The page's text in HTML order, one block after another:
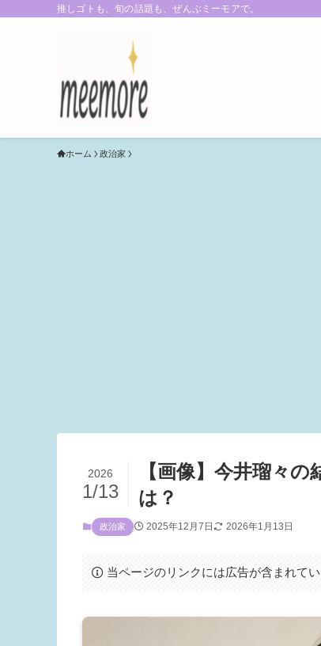
推しゴトも、旬の話題も、ぜんぶミーモアで。
ホーム 政治家
【画像】今井瑠々
は？
2026
1/13
政治家 2025年12月7日 2026年1月13日
当ページのリンクには広告が含まれてい